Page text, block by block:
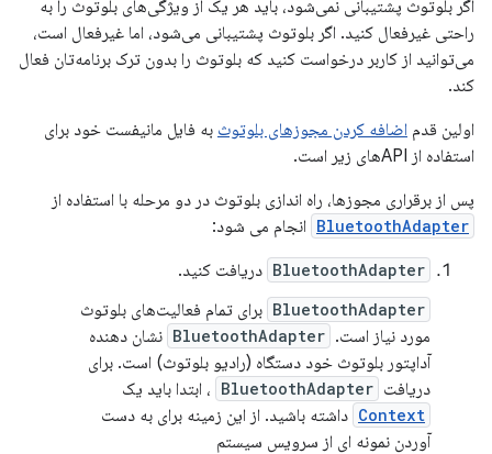
اگر بلوتوث پشتیبانی نمی‌شود، باید هر یک از ویژگی‌های بلوتوث را به
راحتی غیرفعال کنید. اگر بلوتوث پشتیبانی می‌شود، اما غیرفعال است،
می‌توانید از کاربر درخواست کنید که بلوتوث را بدون ترک برنامه‌تان فعال
کند.
اولین قدم اضافه کردن مجوزهای بلوتوث به فایل مانیفست خود برای
استفاده از APIهای زیر است.
پس از برقراری مجوزها، راه اندازی بلوتوث در دو مرحله با استفاده از
BluetoothAdapter انجام می شود:
BluetoothAdapter دریافت کنید.
BluetoothAdapter برای تمام فعالیت‌های بلوتوث
مورد نیاز است. BluetoothAdapter نشان دهنده
آداپتور بلوتوث خود دستگاه (رادیو بلوتوث) است. برای
دریافت BluetoothAdapter ، ابتدا باید یک
Context داشته باشید. از این زمینه برای به دست
آوردن نمونه ای از سرویس سیستم